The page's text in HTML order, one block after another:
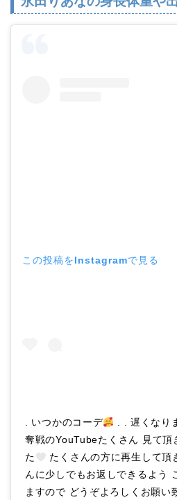
この投稿をInstagramで見る
. いつかのコーデ
. . 遅くなり
奪戦のYouTubeたくさん 見て頂
た
たくさんの方に再生して頂
んに少しでもお返しできるよう
ますので どうぞよろしくお願い